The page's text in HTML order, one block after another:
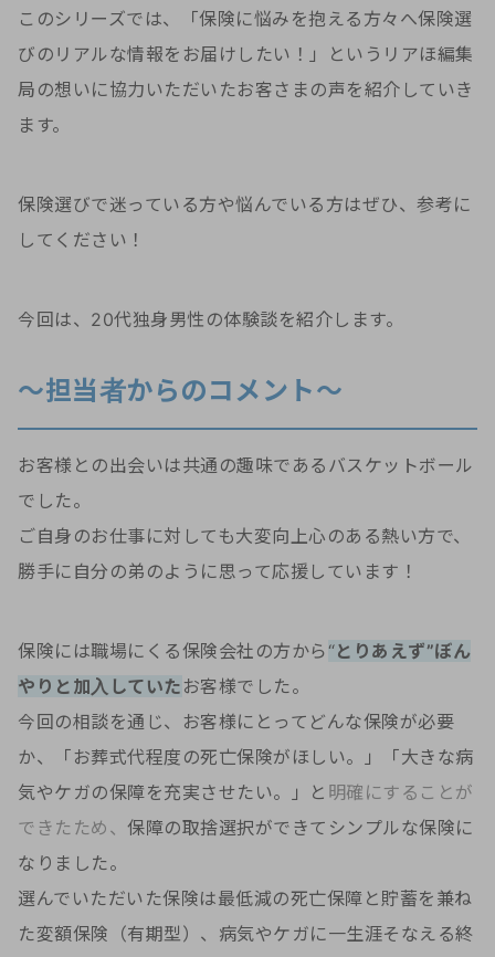
このシリーズでは、「保険に悩みを抱える方々へ保険選
びのリアルな情報をお届けしたい！」というリアほ編集
局の想いに協力いただいたお客さまの声を紹介していき
ます。
保険選びで迷っている方や悩んでいる方はぜひ、参考に
してください！
今回は、20代独身男性の体験談を紹介します。
～担当者からのコメント～
お客様との出会いは共通の趣味であるバスケットボール
でした。
ご自身のお仕事に対しても大変向上心のある熱い方で、
勝手に自分の弟のように思って応援しています！
保険には職場にくる保険会社の方から “とりあえず”ぼん
やりと加入していたお客様でした。
今回の相談を通じ、お客様にとってどんな保険が必要
か、「お葬式代程度の死亡保険がほしい。」「大きな病
気やケガの保障を充実させたい。」と 明確にすることが
できたため、 保障の取捨選択ができてシンプルな保険に
なりました。
選んでいただいた保険は最低減の死亡保障と貯蓄を兼ね
た変額保険（有期型）、病気やケガに一生涯そなえる終